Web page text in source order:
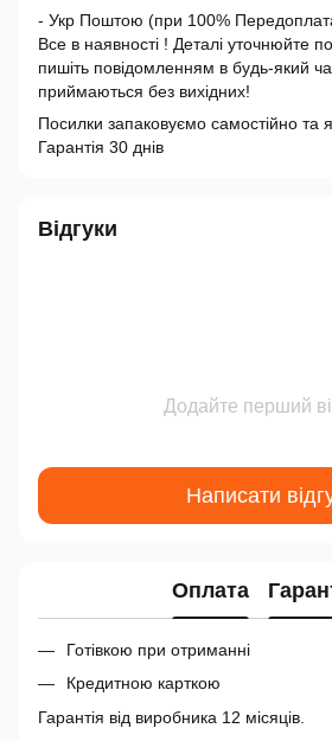
- Укр Поштою (при 100%
Все в наявності ! Деталі уточнюйте
пишіть повідомленням в будь-який
приймаються без вихідних!
Посилки запаковуємо самостійно та
Гарантія 30 днів
Відгуки
Додайте перший
Написати
Оплата
Готівкою при отриманні
Кредитною карткою
Гарантія від виробника 12 місяців.